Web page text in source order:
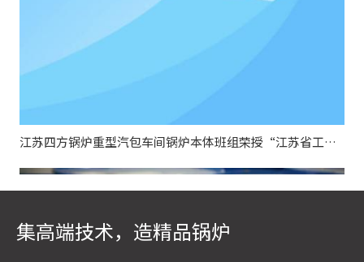
江苏四方锅炉重型汽包车间锅炉本体班组荣授“江苏省工人先锋号”
集高端技术，造精品锅炉